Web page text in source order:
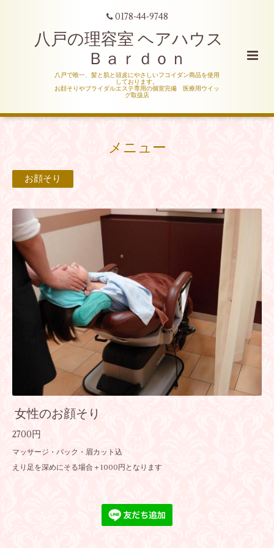
0178-44-9748
八戸の理容室 ヘアハウス
Ｂａｒｄｏｎ
八戸で唯一、髪と肌と頭皮にやさしいフコイダン商品を使用
しております。
お顔そりやブライダルエステ専用の個室完備 医療用ウイッ
グ取扱店
メニュー
お顔そり
女性のお顔そり
2700円
マッサージ・パック・眉カット込
えり足を深めにそる場合＋1000円となります